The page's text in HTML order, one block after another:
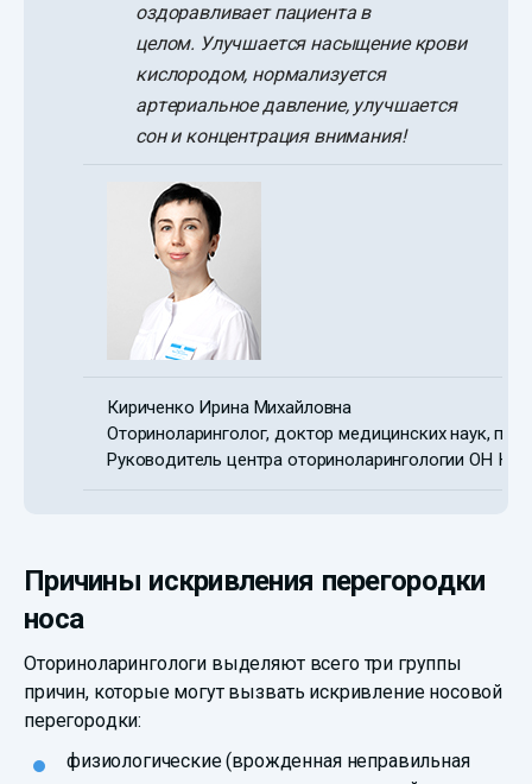
оздоравливает пациента в
целом. Улучшается насыщение крови
кислородом, нормализуется
артериальное давление, улучшается
сон и концентрация внимания!
Кириченко Ирина Михайловна
Оториноларинголог, доктор медицинских наук,
Руководитель центра оториноларингологии ОН
Причины искривления перегородки
носа
Оториноларингологи выделяют всего три группы
причин, которые могут вызвать искривление носовой
перегородки:
физиологические (врожденная неправильная